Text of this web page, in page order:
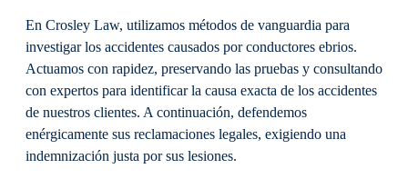
En Crosley Law, utilizamos métodos de vanguardia para
investigar los accidentes causados por conductores ebrios.
Actuamos con rapidez, preservando las pruebas y consultando
con expertos para identificar la causa exacta de los accidentes
de nuestros clientes. A continuación, defendemos
enérgicamente sus reclamaciones legales, exigiendo una
indemnización justa por sus lesiones.